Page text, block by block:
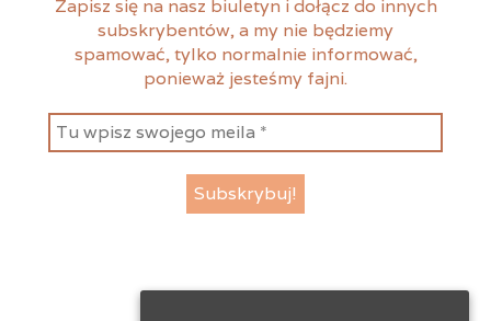
Zapisz się na nasz biuletyn i dołącz do innych
subskrybentów, a my nie będziemy
spamować, tylko normalnie informować,
ponieważ jesteśmy fajni.